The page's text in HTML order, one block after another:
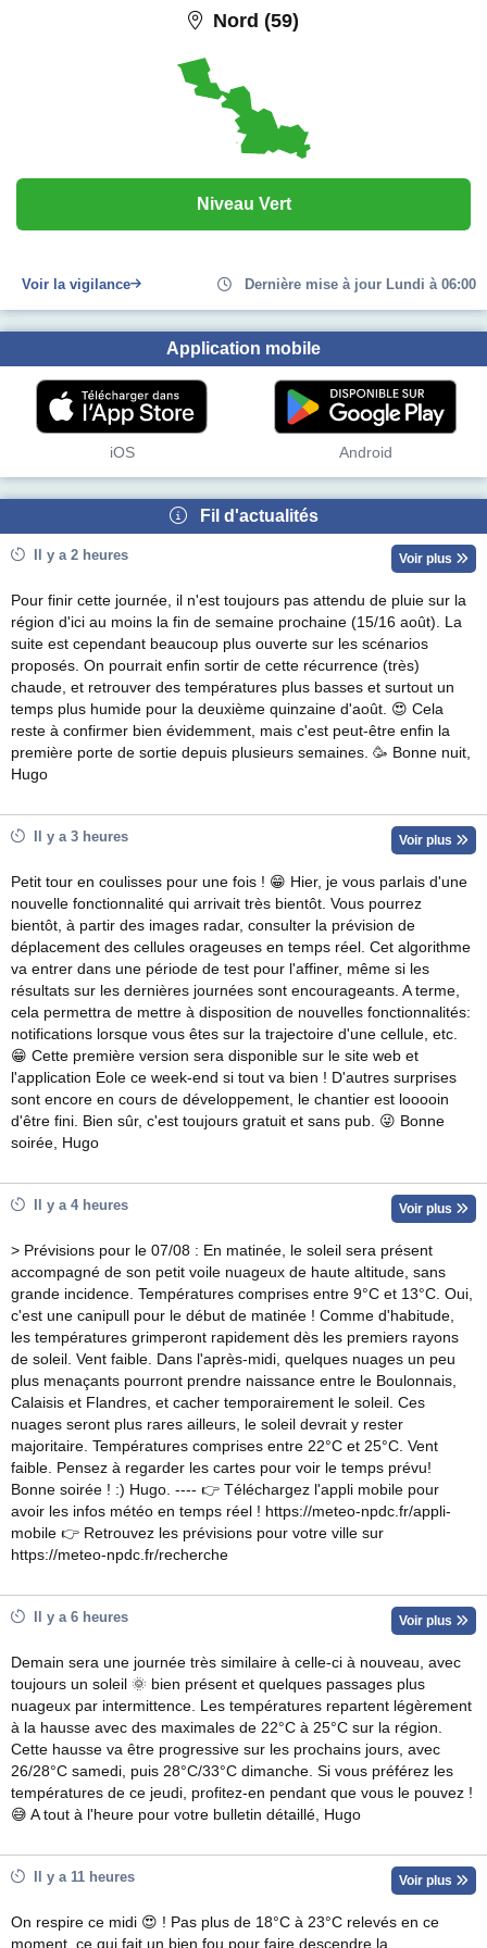
Nord (59)
Niveau Vert
Voir la vigilance Dernière mise à jour Lundi à 06:00
Application mobile
iOS Android
Fil d'actualités
Il y a 2 heures Voir plus
Pour finir cette journée, il n'est toujours pas attendu de pluie sur la
région d'ici au moins la fin de semaine prochaine (15/16 août). La
suite est cependant beaucoup plus ouverte sur les scénarios
proposés. On pourrait enfin sortir de cette récurrence (très)
chaude, et retrouver des températures plus basses et surtout un
temps plus humide pour la deuxième quinzaine d'août. 😍 Cela
reste à confirmer bien évidemment, mais c'est peut-être enfin la
première porte de sortie depuis plusieurs semaines. 🥳 Bonne nuit,
Hugo
Il y a 3 heures Voir plus
Petit tour en coulisses pour une fois ! 😁 Hier, je vous parlais d'une
nouvelle fonctionnalité qui arrivait très bientôt. Vous pourrez
bientôt, à partir des images radar, consulter la prévision de
déplacement des cellules orageuses en temps réel. Cet algorithme
va entrer dans une période de test pour l'affiner, même si les
résultats sur les dernières journées sont encourageants. A terme,
cela permettra de mettre à disposition de nouvelles fonctionnalités:
notifications lorsque vous êtes sur la trajectoire d'une cellule, etc.
😁 Cette première version sera disponible sur le site web et
l'application Eole ce week-end si tout va bien ! D'autres surprises
sont encore en cours de développement, le chantier est looooin
d'être fini. Bien sûr, c'est toujours gratuit et sans pub. 😜 Bonne
soirée, Hugo
Il y a 4 heures Voir plus
> Prévisions pour le 07/08 : En matinée, le soleil sera présent
accompagné de son petit voile nuageux de haute altitude, sans
grande incidence. Températures comprises entre 9°C et 13°C. Oui,
c'est une canipull pour le début de matinée ! Comme d'habitude,
les températures grimperont rapidement dès les premiers rayons
de soleil. Vent faible. Dans l'après-midi, quelques nuages un peu
plus menaçants pourront prendre naissance entre le Boulonnais,
Calaisis et Flandres, et cacher temporairement le soleil. Ces
nuages seront plus rares ailleurs, le soleil devrait y rester
majoritaire. Températures comprises entre 22°C et 25°C. Vent
faible. Pensez à regarder les cartes pour voir le temps prévu!
Bonne soirée ! :) Hugo. ---- 👉 Téléchargez l'appli mobile pour
avoir les infos météo en temps réel ! https://meteo-npdc.fr/appli-
mobile 👉 Retrouvez les prévisions pour votre ville sur
https://meteo-npdc.fr/recherche
Il y a 6 heures Voir plus
Demain sera une journée très similaire à celle-ci à nouveau, avec
toujours un soleil 🌞 bien présent et quelques passages plus
nuageux par intermittence. Les températures repartent légèrement
à la hausse avec des maximales de 22°C à 25°C sur la région.
Cette hausse va être progressive sur les prochains jours, avec
26/28°C samedi, puis 28°C/33°C dimanche. Si vous préférez les
températures de ce jeudi, profitez-en pendant que vous le pouvez !
😅 A tout à l'heure pour votre bulletin détaillé, Hugo
Il y a 11 heures Voir plus
On respire ce midi 😍 ! Pas plus de 18°C à 23°C relevés en ce
moment, ce qui fait un bien fou pour faire descendre la